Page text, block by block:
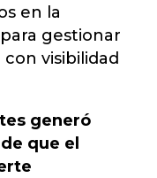
en la
gestionar
visibilidad
generó
que el